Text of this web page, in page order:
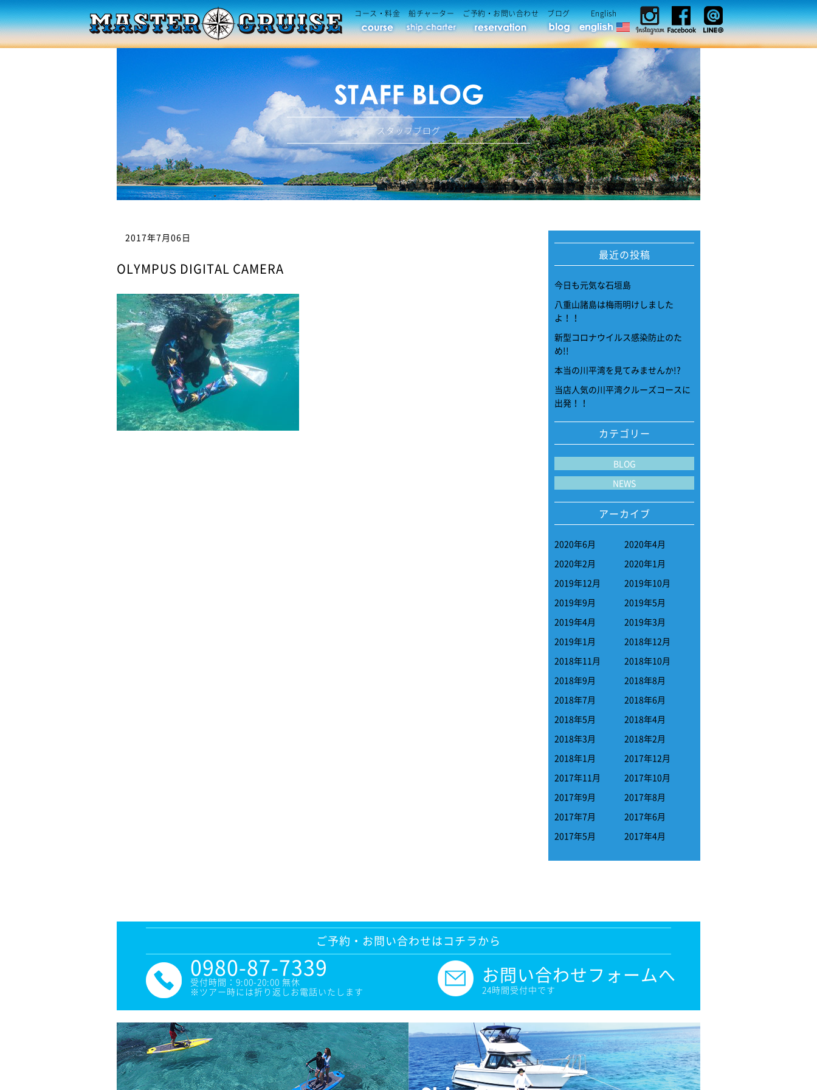
コース・料金 船チャーター ご予約・お問い合わせ ブログ English
スタッフブログ
2017年7月06日
OLYMPUS DIGITAL CAMERA
最近の投稿
今日も元気な石垣島
八重山諸島は梅雨明けしました
よ！！
新型コロナウイルス感染防止のた
め!!
本当の川平湾を見てみませんか!?
当店人気の川平湾クルーズコースに
出発！！
カテゴリー
BLOG
NEWS
アーカイブ
2020年6月
2020年4月
2020年2月
2020年1月
2019年12月
2019年10月
2019年9月
2019年5月
2019年4月
2019年3月
2019年1月
2018年12月
2018年11月
2018年10月
2018年9月
2018年8月
2018年7月
2018年6月
2018年5月
2018年4月
2018年3月
2018年2月
2018年1月
2017年12月
2017年11月
2017年10月
2017年9月
2017年8月
2017年7月
2017年6月
2017年5月
2017年4月
ご予約・お問い合わせはコチラから
0980-87-7339
受付時間：9:00-20:00 無休
※ツアー時には折り返しお電話いたします
お問い合わせフォームへ
24時間受付中です